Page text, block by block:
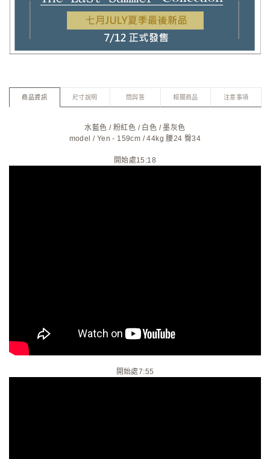
商品資訊 尺寸說明 問與答 相關商品 注意事項
水藍色/ 粉紅色 / 白色 /墨灰色
model / Yen - 159cm / 44kg 腰24 臀34
開始處15:18
開始處7:55